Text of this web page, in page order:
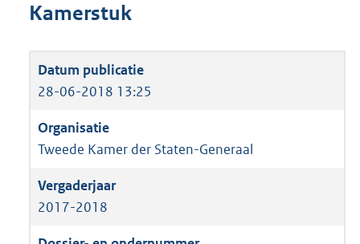
Kamerstuk
28-06-2018 13:25
Tweede Kamer der Staten-Generaal
2017-2018